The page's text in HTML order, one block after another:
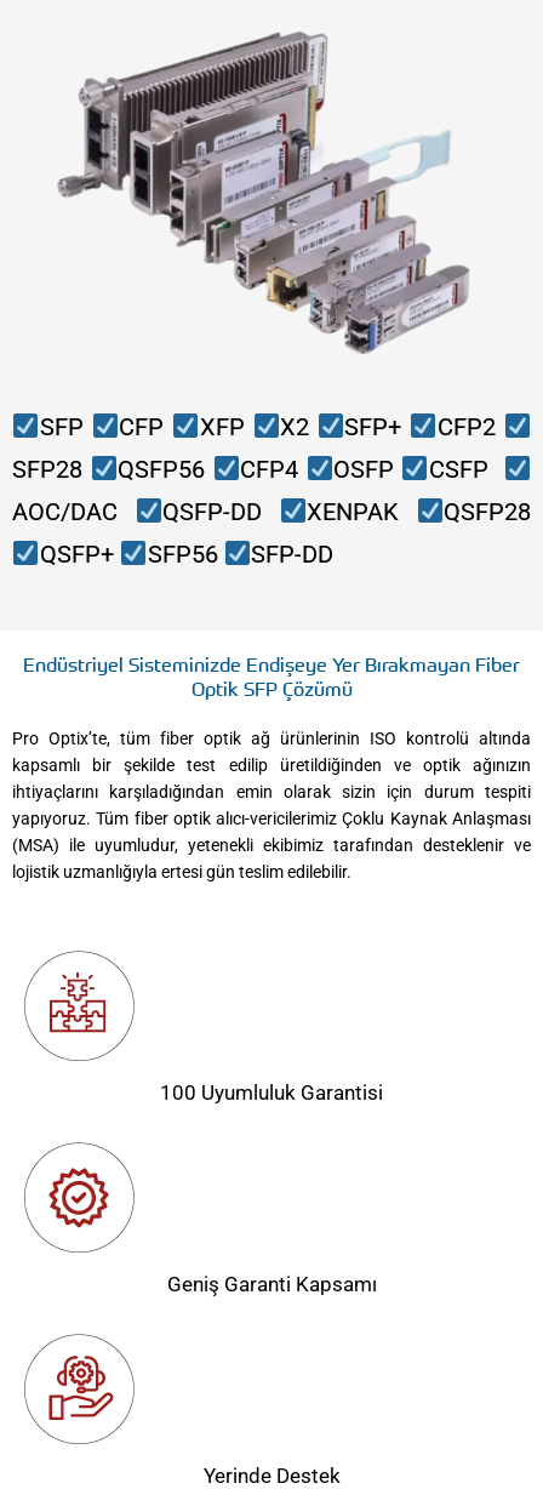
SFP CFP XFP X2 SFP+
CFP2
SFP28
QSFP56 CFP4 OSFP
CSFP
AOC/DAC
QSFP-DD XENPAK
QSFP28
QSFP+
SFP56 SFP-DD
Endüstriyel Sisteminizde Endişeye Yer Bırakmayan Fiber
Optik SFP Çözümü
Pro Optix’te, tüm fiber optik ağ ürünlerinin ISO kontrolü altında
kapsamlı bir şekilde test edilip üretildiğinden ve optik ağınızın
ihtiyaçlarını karşıladığından emin olarak sizin için durum tespiti
yapıyoruz. Tüm fiber optik alıcı-vericilerimiz Çoklu Kaynak Anlaşması
(MSA) ile uyumludur, yetenekli ekibimiz tarafından desteklenir ve
lojistik uzmanlığıyla ertesi gün teslim edilebilir.
100 Uyumluluk Garantisi
Geniş Garanti Kapsamı
Yerinde Destek